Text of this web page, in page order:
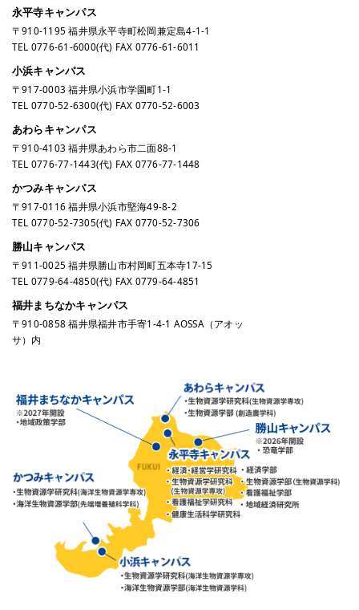
永平寺キャンパス
〒910-1195 福井県永平寺町松岡兼定島4-1-1
TEL 0776-61-6000(代) FAX 0776-61-6011
小浜キャンパス
〒917-0003 福井県小浜市学園町1-1
TEL 0770-52-6300(代) FAX 0770-52-6003
あわらキャンパス
〒910-4103 福井県あわら市二面88-1
TEL 0776-77-1443(代) FAX 0776-77-1448
かつみキャンパス
〒917-0116 福井県小浜市堅海49-8-2
TEL 0770-52-7305(代) FAX 0770-52-7306
勝山キャンパス
〒911-0025 福井県勝山市村岡町五本寺17-15
TEL 0779-64-4850(代) FAX 0779-64-4851
福井まちなかキャンパス
〒910-0858 福井県福井市手寄1-4-1 AOSSA（アオッ
サ）内